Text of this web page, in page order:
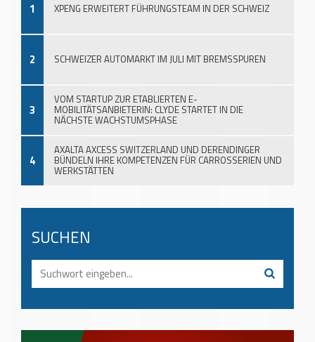
1 XPENG ERWEITERT FÜHRUNGSTEAM IN DER SCHWEIZ
2 SCHWEIZER AUTOMARKT IM JULI MIT BREMSSPUREN
3
VOM STARTUP ZUR ETABLIERTEN E-
MOBILITÄTSANBIETERIN: CLYDE STARTET IN DIE
NÄCHSTE WACHSTUMSPHASE
4
AXALTA AXCESS SWITZERLAND UND DERENDINGER
BÜNDELN IHRE KOMPETENZEN FÜR CARROSSERIEN UND
WERKSTÄTTEN
SUCHEN